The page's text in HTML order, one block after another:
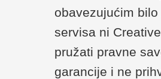
obavezujućim
servisa ni
pružati pravne
garancije i ne